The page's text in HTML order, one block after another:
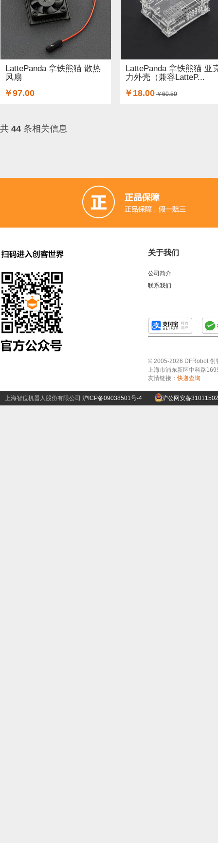
LattePanda 拿铁熊猫 散热
风扇
￥97.00
LattePanda 拿铁熊猫 亚
力外壳（兼容LatteP...
￥18.00 ￥60.50
共 44 条相关信息
关于我们
公司简介
联系我们
© 2005-2026 DFRobot 创
上海市浦东新区中科路
友情链接：快递查询
上海智位机器人股份有限公司 沪ICP备09038501号-4 沪公网安备